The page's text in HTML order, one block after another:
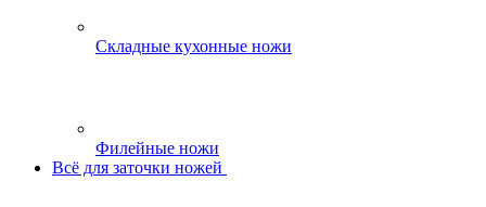
Складные кухонные ножи
Филейные ножи
Всё для заточки ножей